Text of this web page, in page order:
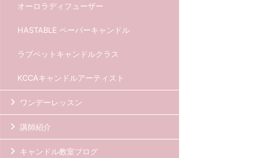
オーロラディフューザー
HASTABLE ペーパーキャンドル
ラブペットキャンドルクラス
KCCAキャンドルアーティスト
ワンデーレッスン
講師紹介
キャンドル教室ブログ